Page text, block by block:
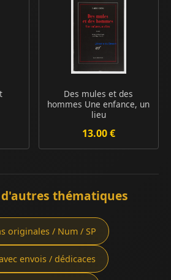
Des mules et des
hommes Une enfance, un
lieu
13.00 €
thématiques
originales / Num / SP
envois / dédicaces